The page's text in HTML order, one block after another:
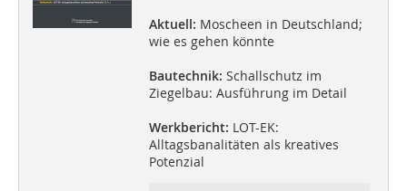
Aktuell: Moscheen in Deutschland;
wie es gehen könnte
Bautechnik: Schallschutz im
Ziegelbau: Ausführung im Detail
Werkbericht: LOT-EK:
Alltagsbanalitäten als kreatives
Potenzial